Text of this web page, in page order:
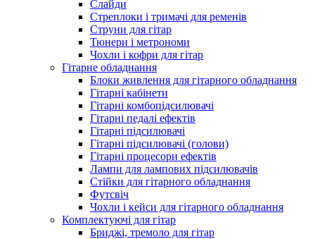
Слайди
Стреплоки і тримачі для ременів
Струни для гітар
Тюнери і метрономи
Чохли і кофри для гітар
Гітарне обладнання
Блоки живлення для гітарного обладнання
Гітарні кабінети
Гітарні комбопідсилювачі
Гітарні педалі ефектів
Гітарні підсилювачі
Гітарні підсилювачі (голови)
Гітарні процесори ефектів
Лампи для лампових підсилювачів
Стійки для гітарного обладнання
Футсвіч
Чохли і кейси для гітарного обладнання
Комплектуючі для гітар
Бриджі, тремоло для гітар